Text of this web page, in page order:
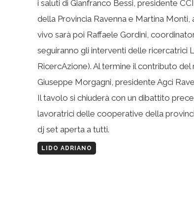
i saluti di Gianfranco Bessi, presidente
della Provincia Ravenna e Martina
vivo sarà poi Raffaele Gordini,
seguiranno gli interventi delle ricercatrici
RicercAzione). Al termine il contributo
Giuseppe Morgagni, presidente Agci
Il tavolo si chiuderà con un dibattito
lavoratrici delle cooperative della
dj set aperta a tutti.
LIDO ADRIANO